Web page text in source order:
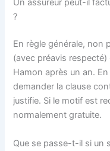
Un assureur peut-il
?
En règle générale, non
(avec préavis
Hamon après un an.
demander la clause
justifie. Si le motif est
normalement gratuite.
Que se passe-t-il si un